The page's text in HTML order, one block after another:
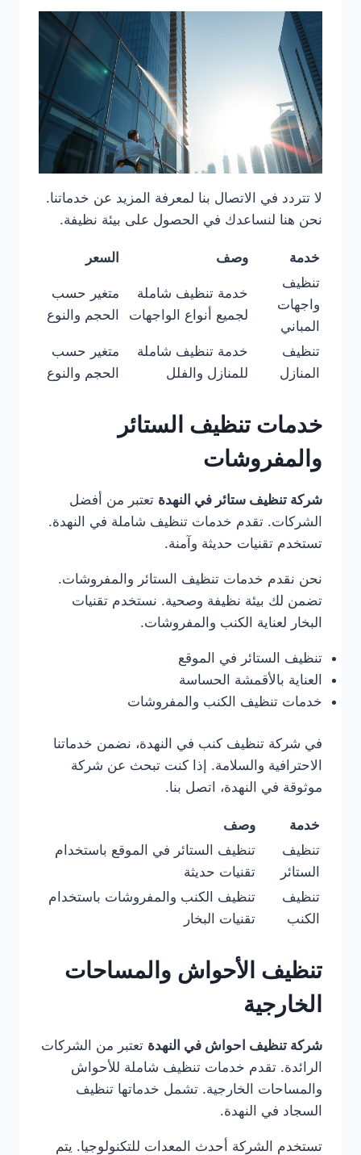
لا تتردد في الاتصال بنا لمعرفة المزيد عن خدماتنا.
نحن هنا لنساعدك في الحصول على بيئة نظيفة.
خدمة وصف
السعر
تنظيف
واجهات
المباني
خدمة تنظيف شاملة
لجميع أنواع الواجهات
متغير حسب
الحجم والنوع
تنظيف
المنازل
خدمة تنظيف شاملة
للمنازل والفلل
متغير حسب
الحجم والنوع
خدمات تنظيف الستائر
والمفروشات
شركة تنظيف ستائر في النهدة تعتبر من أفضل
الشركات. تقدم خدمات تنظيف شاملة في النهدة.
تستخدم تقنيات حديثة وآمنة.
نحن نقدم خدمات تنظيف الستائر والمفروشات.
تضمن لك بيئة نظيفة وصحية. نستخدم تقنيات
البخار لعناية الكنب والمفروشات.
تنظيف الستائر في الموقع
العناية بالأقمشة الحساسة
خدمات تنظيف الكنب والمفروشات
في شركة تنظيف كنب في النهدة، نضمن خدماتنا
الاحترافية والسلامة. إذا كنت تبحث عن شركة
موثوقة في النهدة، اتصل بنا.
خدمة
وصف
تنظيف
الستائر
تنظيف الستائر في الموقع باستخدام
تقنيات حديثة
تنظيف
الكنب
تنظيف الكنب والمفروشات باستخدام
تقنيات البخار
تنظيف الأحواش والمساحات
الخارجية
شركة تنظيف احواش في النهدة تعتبر من الشركات
الرائدة. تقدم خدمات تنظيف شاملة للأحواش
والمساحات الخارجية. تشمل خدماتها تنظيف
السجاد في النهدة.
تستخدم الشركة أحدث المعدات للتكنولوجيا. يتم